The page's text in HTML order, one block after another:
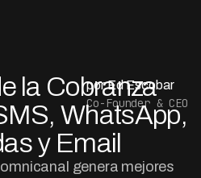
la Cobranza
WhatsApp,
y Email
genera mejores
por Ed Escobar
Co-Founder & CEO